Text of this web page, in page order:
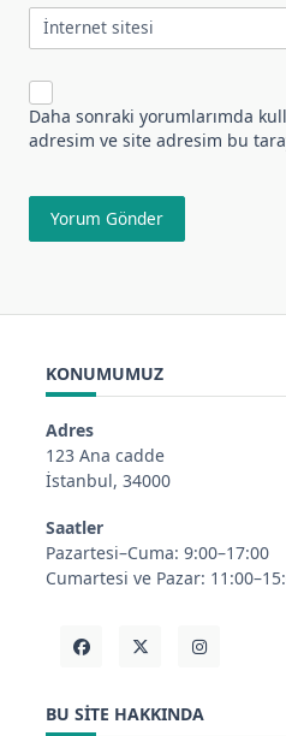
İnternet sitesi
Daha sonraki yorumlarımda
adresim ve site adresim bu
KONUMUMUZ
Adres
123 Ana cadde
İstanbul, 34000
Saatler
Pazartesi–Cuma: 9:00–17:00
Cumartesi ve Pazar:
BU SITE HAKKINDA